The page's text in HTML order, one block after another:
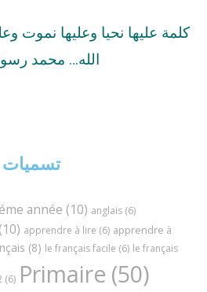
كلمة عليها نحيا وعليها نموت
الله… محمد
تسميات
année (10) anglais (6)
(10) apprendre à lire (6) apprendre à
(8) le français facile (6) le français
(6) Primaire (50)